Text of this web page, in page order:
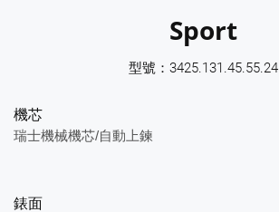
Sport
型號：3425.131.45.55.24
機芯
瑞士機械機芯/自動上鍊
錶面